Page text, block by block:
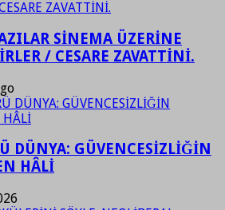
SİNEMA ÜZERİNE
/ CESARE ZAVATTİNİ.
DÜNYA: GÜVENCESİZLİĞİN
HÂLİ